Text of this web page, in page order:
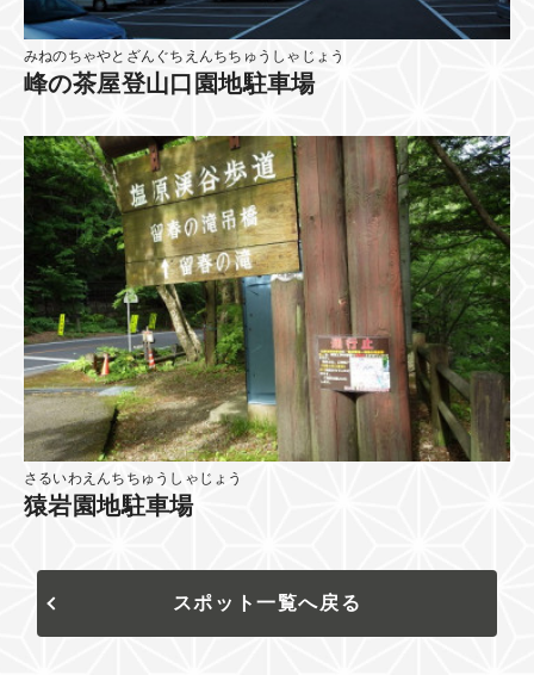
みねのちゃやとざんぐちえんちちゅうしゃじょう
峰の茶屋登山口園地駐車場
さるいわえんちちゅうしゃじょう
猿岩園地駐車場
スポット一覧へ戻る